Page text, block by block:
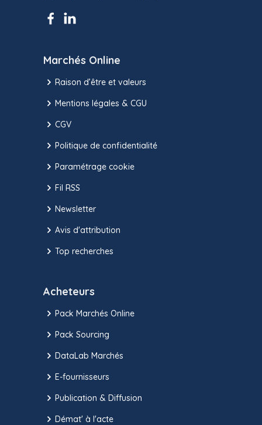
Marchés Online
Raison d’être et valeurs
Mentions légales & CGU
CGV
Politique de confidentialité
Paramétrage cookie
Fil RSS
Newsletter
Avis d'attribution
Top recherches
Acheteurs
Pack Marchés Online
Pack Sourcing
DataLab Marchés
E-fournisseurs
Publication & Diffusion
Démat' à l'acte